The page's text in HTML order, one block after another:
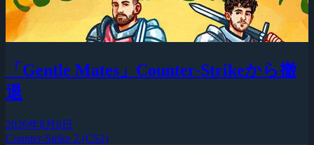
「Gentle Mates」Counter-Strikeから撤
退
2026年8月8日
Counter-Strike 2 (CS2)